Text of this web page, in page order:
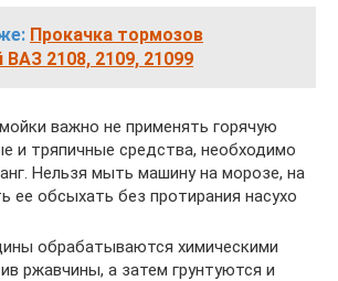
Прокачка тормозов
2108, 2109, 21099
важно не применять горячую
и тряпичные средства, необходимо
Нельзя мыть машину на морозе, на
ее обсыхать без протирания насухо
обрабатываются химическими
ржавчины, а затем грунтуются и